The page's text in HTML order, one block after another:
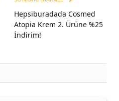
Hepsiburadada Cosmed
Atopia Krem 2. Ürüne %25
İndirim!